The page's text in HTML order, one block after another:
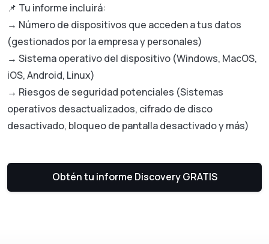
📌 Tu informe incluirá:
→ Número de dispositivos que acceden a tus datos
(gestionados por la empresa y personales)
→ Sistema operativo del dispositivo (Windows, MacOS,
iOS, Android, Linux)
→ Riesgos de seguridad potenciales (Sistemas
operativos desactualizados, cifrado de disco
desactivado, bloqueo de pantalla desactivado y más)
Obtén tu informe Discovery GRATIS